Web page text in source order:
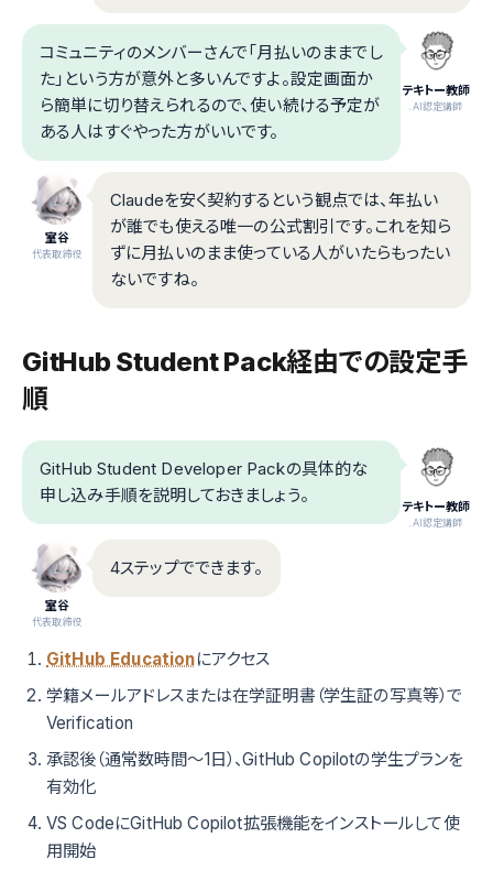
テキトー教師
.AI認定講師
コミュニティのメンバーさんで「月払いのままでし
た」という方が意外と多いんですよ。設定画面か
ら簡単に切り替えられるので、使い続ける予定が
ある人はすぐやった方がいいです。
室谷
代表取締役
Claudeを安く契約するという観点では、年払い
が誰でも使える唯一の公式割引です。これを知ら
ずに月払いのまま使っている人がいたらもったい
ないですね。
GitHub Student Pack経由での設定手
順
テキトー教師
.AI認定講師
GitHub Student Developer Packの具体的な
申し込み手順を説明しておきましょう。
室谷
代表取締役
4ステップでできます。
GitHub Educationにアクセス
学籍メールアドレスまたは在学証明書（学生証の写真等）で
Verification
承認後（通常数時間〜1日）、GitHub Copilotの学生プランを
有効化
VS CodeにGitHub Copilot拡張機能をインストールして使
用開始